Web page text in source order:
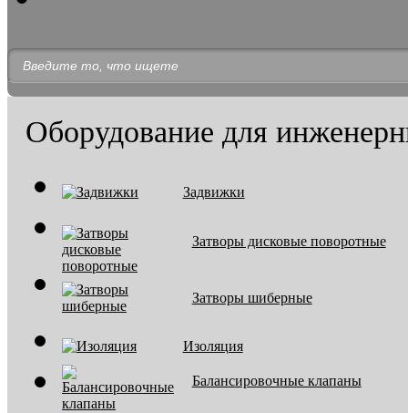
Оборудование для
Задвижки
Затворы дисковые поворотные
Затворы шиберные
Изоляция
Балансировочные клапаны